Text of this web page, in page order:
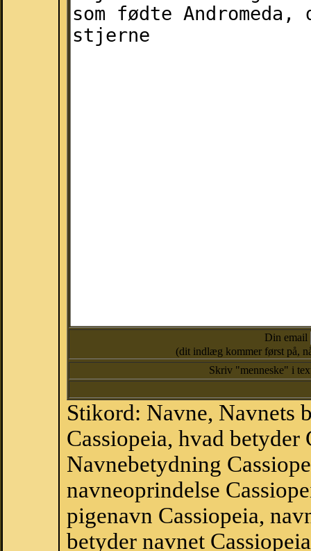
Din email
(dit indlæg kommer først på,
Skriv "menneske" i
Stikord: Navne, Navnets
Cassiopeia, hvad betyder
Navnebetydning
navneoprindelse
pigenavn Cassiopeia,
betyder navnet